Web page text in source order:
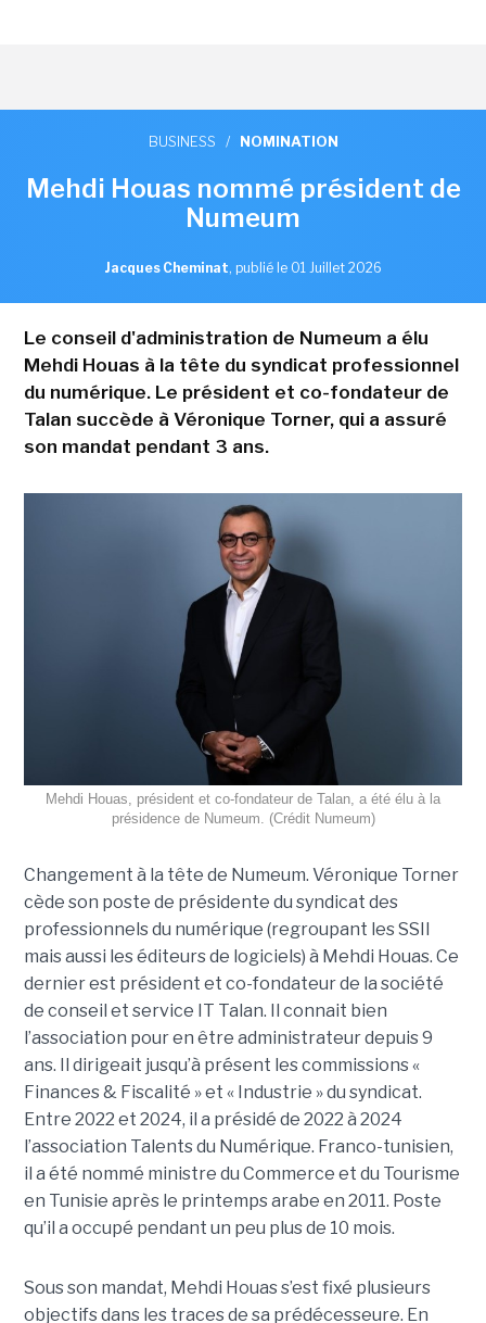
BUSINESS / NOMINATION
Mehdi Houas nommé président de
Numeum
Jacques Cheminat, publié le 01 Juillet 2026
Le conseil d'administration de Numeum a élu
Mehdi Houas à la tête du syndicat professionnel
du numérique. Le président et co-fondateur de
Talan succède à Véronique Torner, qui a assuré
son mandat pendant 3 ans.
Mehdi Houas, président et co-fondateur de Talan, a été élu à la
présidence de Numeum. (Crédit Numeum)
Changement à la tête de Numeum. Véronique Torner
cède son poste de présidente du syndicat des
professionnels du numérique (regroupant les SSII
mais aussi les éditeurs de logiciels) à Mehdi Houas. Ce
dernier est président et co-fondateur de la société
de conseil et service IT Talan. Il connait bien
l’association pour en être administrateur depuis 9
ans. Il dirigeait jusqu’à présent les commissions «
Finances & Fiscalité » et « Industrie » du syndicat.
Entre 2022 et 2024, il a présidé de 2022 à 2024
l’association Talents du Numérique. Franco-tunisien,
il a été nommé ministre du Commerce et du Tourisme
en Tunisie après le printemps arabe en 2011. Poste
qu’il a occupé pendant un peu plus de 10 mois.
Sous son mandat, Mehdi Houas s’est fixé plusieurs
objectifs dans les traces de sa prédécesseure. En